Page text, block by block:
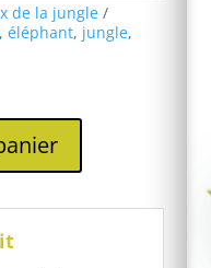
de la jungle
éléphant, jungle,